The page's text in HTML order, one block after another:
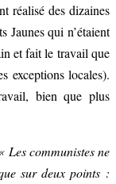
réalisé des dizaines
Jaunes qui n’étaient
et fait le travail que
exceptions locales).
bien que plus
Les communistes ne
sur deux points :